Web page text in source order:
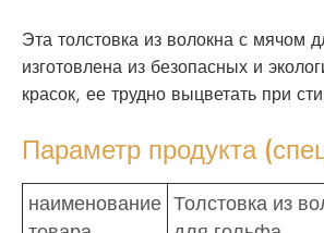
Эта толстовка из волокна с мячом
изготовлена ​​из безопасных и
красок, ее трудно выцветать при
Параметр продукта
наименование Толстовка из